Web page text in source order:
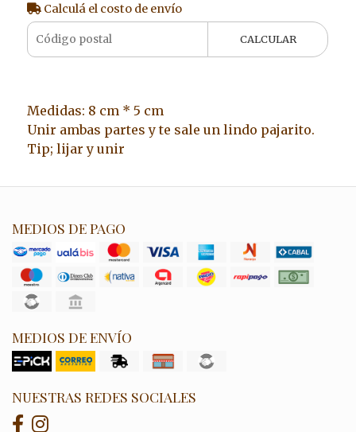
Calculá el costo de envío
CALCULAR
Medidas: 8 cm * 5 cm
Unir ambas partes y te sale un lindo pajarito.
Tip; lijar y unir
MEDIOS DE PAGO
MEDIOS DE ENVÍO
NUESTRAS REDES SOCIALES